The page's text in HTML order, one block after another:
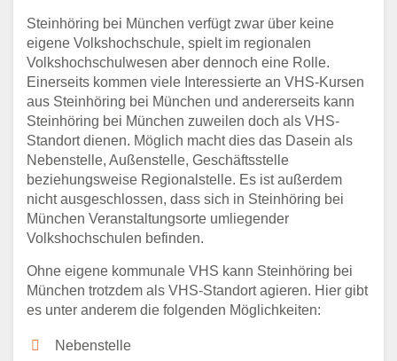
Steinhöring bei München verfügt zwar über keine
eigene Volkshochschule, spielt im regionalen
Volkshochschulwesen aber dennoch eine Rolle.
Einerseits kommen viele Interessierte an VHS-Kursen
aus Steinhöring bei München und andererseits kann
Steinhöring bei München zuweilen doch als VHS-
Standort dienen. Möglich macht dies das Dasein als
Nebenstelle, Außenstelle, Geschäftsstelle
beziehungsweise Regionalstelle. Es ist außerdem
nicht ausgeschlossen, dass sich in Steinhöring bei
München Veranstaltungsorte umliegender
Volkshochschulen befinden.
Ohne eigene kommunale VHS kann Steinhöring bei
München trotzdem als VHS-Standort agieren. Hier gibt
es unter anderem die folgenden Möglichkeiten:
Nebenstelle